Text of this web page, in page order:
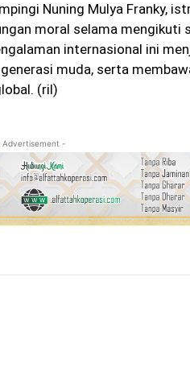
Nuning Mulya Franky,
moral selama mengikuti
internasional ini
muda, serta
(ril)
Advertisement -